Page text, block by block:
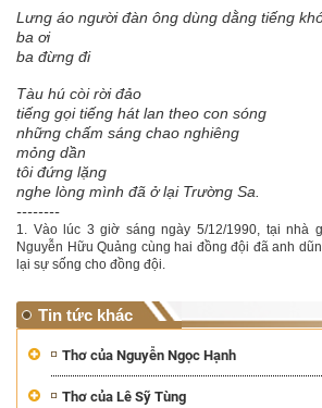
Lưng áo người đàn ông dùng dằng tiếng
ba ơi
ba đừng đi
Tàu hú còi rời đảo
tiếng gọi tiếng hát lan theo con sóng
những chấm sáng chao nghiêng
mỏng dần
tôi đứng lặng
nghe lòng mình đã ở lại Trường Sa.
--------
1. Vào lúc 3 giờ sáng ngày 5/12/1990, tại nhà
Nguyễn Hữu Quảng cùng hai đồng đội đã anh
lại sự sống cho đồng đội.
Tin tức khác
Thơ của Nguyễn Ngọc Hạnh
Thơ của Lê Sỹ Tùng